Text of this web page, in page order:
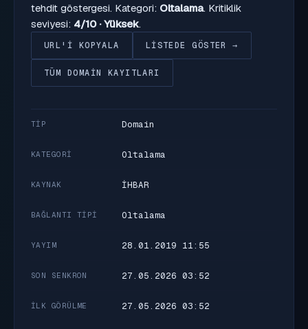
tehdit göstergesi. Kategori: Oltalama. Kritiklik
seviyesi: 4/10 · Yüksek.
URL'I KOPYALA LISTEDE GÖSTER →
TÜM DOMAIN KAYITLARI
TIP Domain
KATEGORI Oltalama
KAYNAK İHBAR
BAĞLANTI TIPI Oltalama
YAYIM 28.01.2019 11:55
SON SENKRON 27.05.2026 03:52
İLK GÖRÜLME 27.05.2026 03:52